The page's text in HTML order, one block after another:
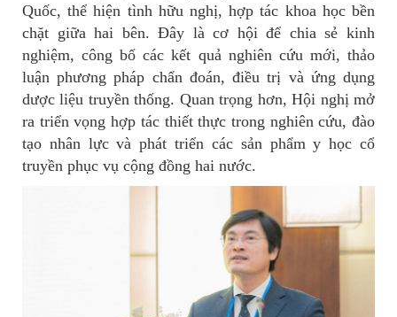
Quốc, thể hiện tình hữu nghị, hợp tác khoa học bền
chặt giữa hai bên. Đây là cơ hội để chia sẻ kinh
nghiệm, công bố các kết quả nghiên cứu mới, thảo
luận phương pháp chẩn đoán, điều trị và ứng dụng
dược liệu truyền thống. Quan trọng hơn, Hội nghị mở
ra triển vọng hợp tác thiết thực trong nghiên cứu, đào
tạo nhân lực và phát triển các sản phẩm y học cổ
truyền phục vụ cộng đồng hai nước.